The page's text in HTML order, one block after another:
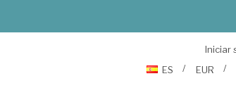
Iniciar
ES
EUR